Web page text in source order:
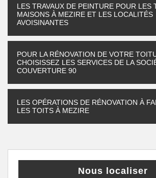
LES TRAVAUX DE PEINTURE POUR LES
MAISONS À MEZIRE ET LES LOCALITÉS
AVOISINANTES
POUR LA RÉNOVATION DE VOTRE
CHOISISSEZ LES SERVICES DE LA
COUVERTURE 90
LES OPÉRATIONS DE RÉNOVATION À
LES TOITS À MEZIRE
Nous localiser